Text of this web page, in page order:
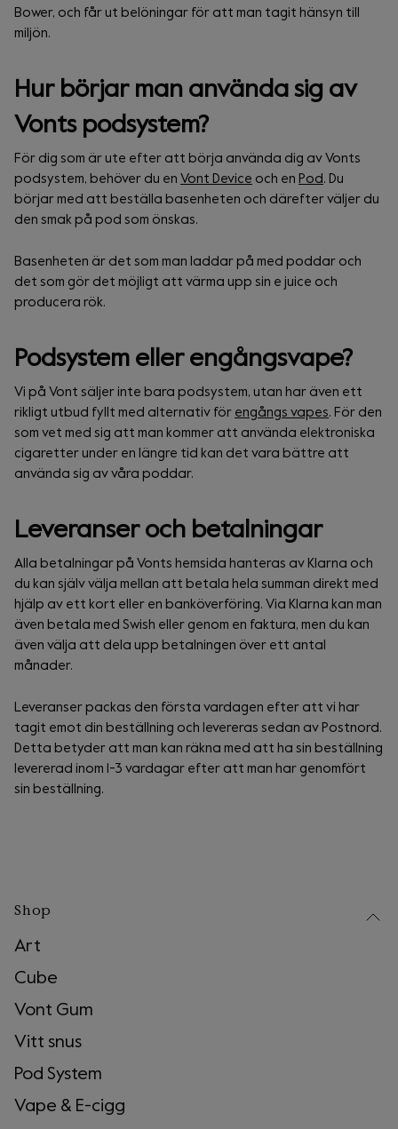
Bower, och får ut belöningar för att man tagit hänsyn till
miljön.
Hur börjar man använda sig av
Vonts podsystem?
För dig som är ute efter att börja använda dig av Vonts
podsystem, behöver du en Vont Device och en Pod . Du
börjar med att beställa basenheten och därefter väljer du
den smak på pod som önskas.
Basenheten är det som man laddar på med poddar och
det som gör det möjligt att värma upp sin e juice och
producera rök.
Podsystem eller engångsvape?
Vi på Vont säljer inte bara podsystem, utan har även ett
rikligt utbud fyllt med alternativ för engångs vapes. För den
som vet med sig att man kommer att använda elektroniska
cigaretter under en längre tid kan det vara bättre att
använda sig av våra poddar.
Leveranser och betalningar
Alla betalningar på Vonts hemsida hanteras av Klarna och
du kan själv välja mellan att betala hela summan direkt med
hjälp av ett kort eller en banköverföring. Via Klarna kan man
även betala med Swish eller genom en faktura, men du kan
även välja att dela upp betalningen över ett antal
månader.
Leveranser packas den första vardagen efter att vi har
tagit emot din beställning och levereras sedan av Postnord.
Detta betyder att man kan räkna med att ha sin beställning
levererad inom 1-3 vardagar efter att man har genomfört
sin beställning.
Shop
Art
Cube
Vont Gum
Vitt snus
Pod System
Vape & E-cigg